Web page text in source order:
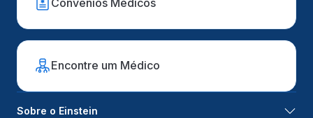
Convênios Médicos
Encontre um Médico
Sobre o Einstein